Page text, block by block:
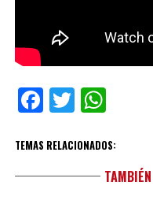
Facebook
Twitter
TEMAS RELACIONADOS: